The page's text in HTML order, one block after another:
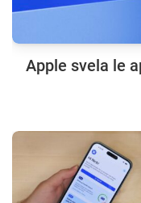
Apple svela le